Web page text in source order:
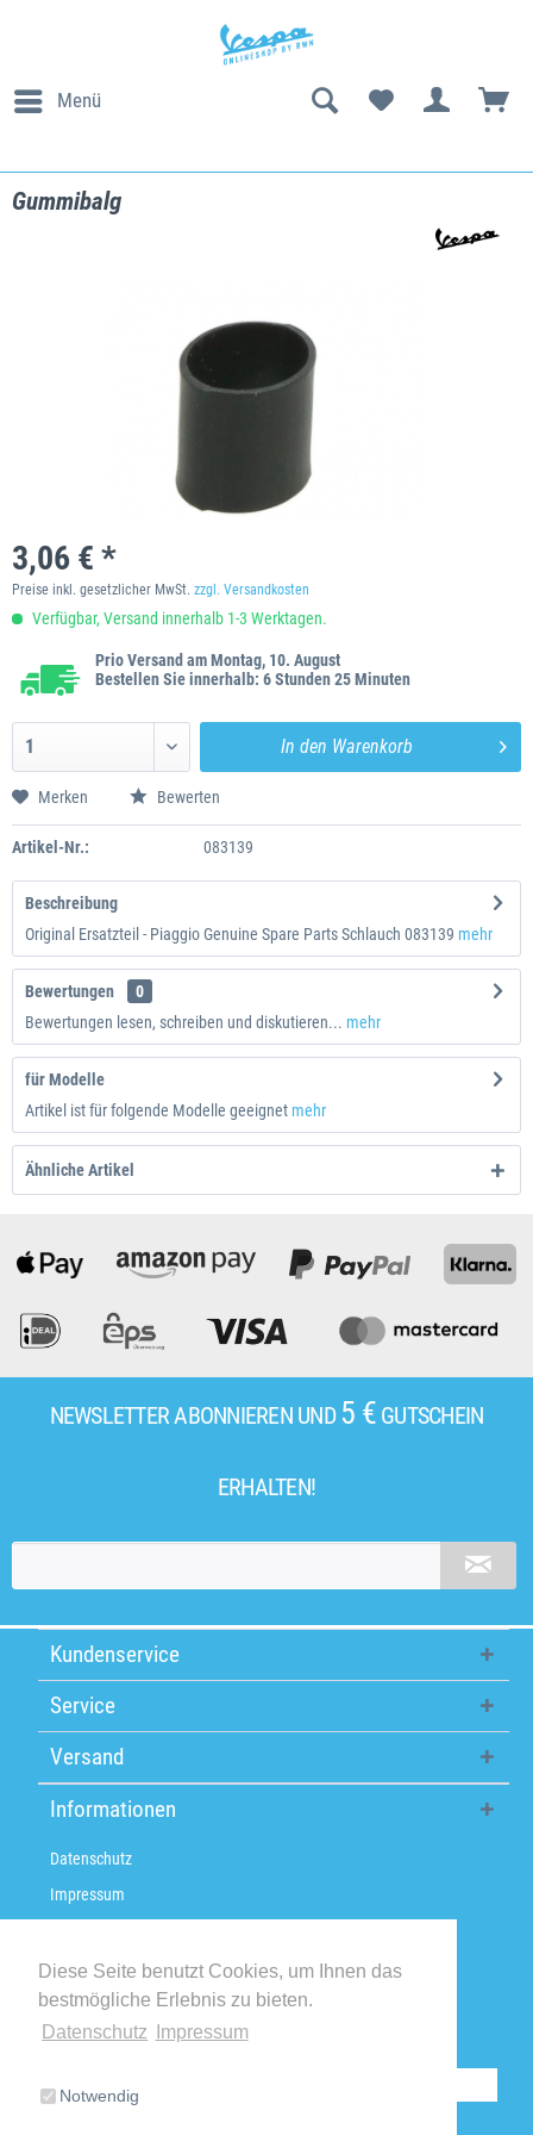
Diese Seite benutzt Cookies, um Ihnen das
bestmögliche Erlebnis zu bieten.
Datenschutz
Impressum
Notwendig
Menü
Gummibalg
3,06 € *
Preise inkl. gesetzlicher MwSt. zzgl. Versandkosten
Verfügbar, Versand innerhalb 1-3 Werktagen.
Prio Versand am Montag, 10. August
Bestellen Sie innerhalb: 6 Stunden 25 Minuten
In den Warenkorb
Merken Bewerten
Artikel-Nr.: 083139
Beschreibung
Original Ersatzteil - Piaggio Genuine Spare Parts Schlauch 083139 mehr
Bewertungen
0
Bewertungen lesen, schreiben und diskutieren... mehr
für Modelle
Artikel ist für folgende Modelle geeignet mehr
Ähnliche Artikel
NEWSLETTER ABONNIEREN UND 5 €GUTSCHEIN
ERHALTEN!
Kundenservice
Service
Informationen
Datenschutz
Impressum
Versandkosten / Lieferzeiten
Widerrufsbelehrung
Retoure
Versand